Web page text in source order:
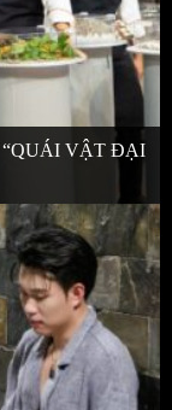
“QUÁI VẬT ĐẠI